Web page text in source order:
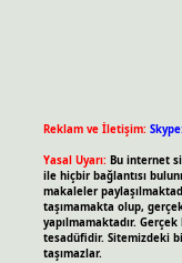
Reklam ve İletişim:
Yasal Uyarı: Bu internet
ile hiçbir bağlantısı
makaleler
taşımamakta olup,
yapılmamaktadır.
tesadüfidir. Sitemizdeki
taşımazlar.